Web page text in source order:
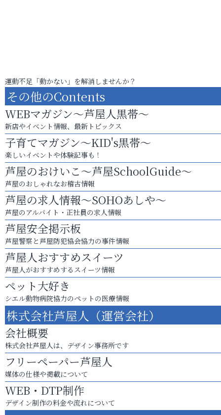
運動不足「動かない」を解消しませんか？
その他のContents
WEBマガジン～芦屋人黒帯～
新店やイベント情報、最新トピックス
子育てマガジン～KID's黒帯～
楽しいイベントや体験記事も！
芦屋のおけいこ～芦屋SchoolGuide～
芦屋のおしゃれなお稽古情報
芦屋の求人情報～SOHOあしや～
芦屋のアルバイト・正社員の求人情報
芦屋安全掲示板
芦屋警察と芦屋防犯協会協力の事件情報
芦屋人おすすめスイーツ
芦屋人がおすすめするスイーツ情報
ペット大好き
シエル動物病院協力のペットの医療情報
株式会社芦屋人（運営会社）
会社概要
株式会社芦屋人は、デザイン事務所です
フリーペーパー芦屋人
媒体の仕様や掲載について
WEB・DTP制作
デザイン制作の料金や流れについて